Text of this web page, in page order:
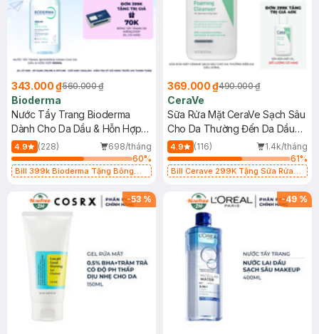
343.000 ₫560.000 ₫
Bioderma
Nước Tẩy Trang Bioderma
Dành Cho Da Dầu & Hỗn Hợp
500ml
4.9 (228)
698/tháng
60%
Bill 399k Bioderma Tặng Bông
369.000 ₫490.000 ₫
CeraVe
Sữa Rửa Mặt CeraVe Sạch Sâu
Cho Da Thường Đến Da Dầu
473ml
4.9 (116)
1.4k/tháng
61%
Bill Cerave 299K Tặng Sữa Rửa
-53 % -49 %